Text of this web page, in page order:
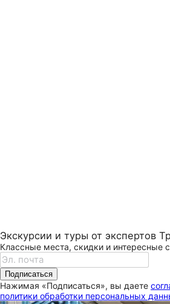
Экскурсии и туры от экспертов
Классные места, скидки и интересные
Подписаться
Нажимая «Подписаться», вы даете
политики обработки персональных